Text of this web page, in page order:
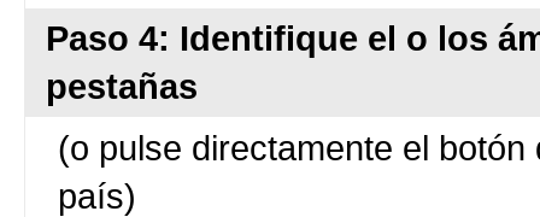
Paso 4: Identifique el o los
pestañas
(o pulse directamente el
país)